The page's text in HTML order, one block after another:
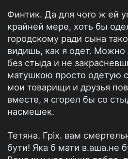
Финтик. Да для чого ж ей
крайней мере, хоть бы
городскому ради сына
видишь, как я одет.
без стыда и не
матушкою просто одетую
мои товарищи и друзья
вместе, я сгорел бы со
насмешек.
Тетяна. Гріх. вам
бути! Яка б мати в.аша.не